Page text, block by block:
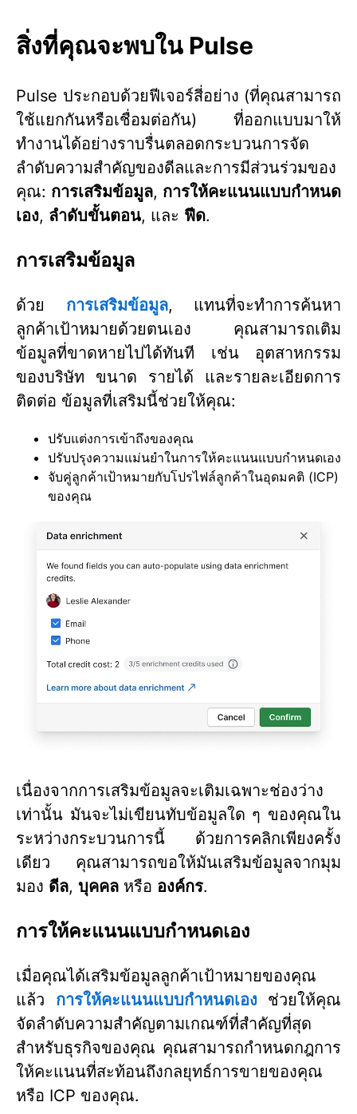
สิ่งที่คุณจะพบใน Pulse
Pulse ประกอบด้วยฟีเจอร์สี่อย่าง (ที่คุณสามารถ
ใช้แยกกันหรือเชื่อมต่อกัน) ที่ออกแบบมาให้
ทำงานได้อย่างราบรื่นตลอดกระบวนการจัด
ลำดับความสำคัญของดีลและการมีส่วนร่วมของ
คุณ: การเสริมข้อมูล, การให้คะแนนแบบกำหนด
เอง, ลำดับขั้นตอน, และ ฟีด.
การเสริมข้อมูล
ด้วย การเสริมข้อมูล, แทนที่จะทำการค้นหา
ลูกค้าเป้าหมายด้วยตนเอง คุณสามารถเติม
ข้อมูลที่ขาดหายไปได้ทันที เช่น อุตสาหกรรม
ของบริษัท ขนาด รายได้ และรายละเอียดการ
ติดต่อ ข้อมูลที่เสริมนี้ช่วยให้คุณ:
ปรับแต่งการเข้าถึงของคุณ
ปรับปรุงความแม่นยำในการให้คะแนนแบบกำหนดเอง
จับคู่ลูกค้าเป้าหมายกับโปรไฟล์ลูกค้าในอุดมคติ (ICP)
ของคุณ
เนื่องจากการเสริมข้อมูลจะเติมเฉพาะช่องว่าง
เท่านั้น มันจะไม่เขียนทับข้อมูลใด ๆ ของคุณใน
ระหว่างกระบวนการนี้ ด้วยการคลิกเพียงครั้ง
เดียว คุณสามารถขอให้มันเสริมข้อมูลจากมุม
มอง ดีล, บุคคล หรือ องค์กร.
การให้คะแนนแบบกำหนดเอง
เมื่อคุณได้เสริมข้อมูลลูกค้าเป้าหมายของคุณ
แล้ว การให้คะแนนแบบกำหนดเองช่วยให้คุณ
จัดลำดับความสำคัญตามเกณฑ์ที่สำคัญที่สุด
สำหรับธุรกิจของคุณ คุณสามารถกำหนดกฎการ
ให้คะแนนที่สะท้อนถึงกลยุทธ์การขายของคุณ
หรือ ICP ของคุณ.